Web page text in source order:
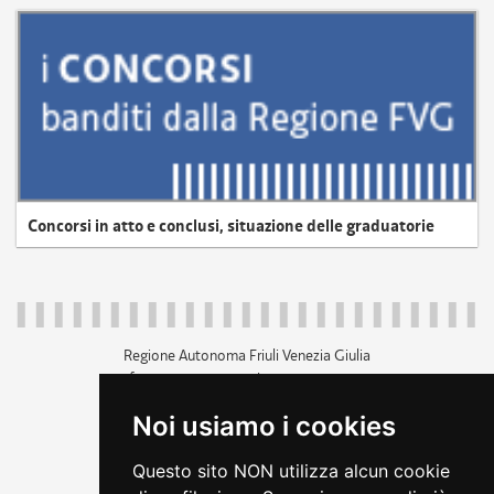
Noi usiamo i cookies
Questo sito NON utilizza alcun cookie
Concorsi in atto e conclusi, situazione delle graduatorie
Regione Autonoma Friuli Venezia Giulia
c.f. 80014930327; p.iva 00526040324
+39 040 3771111